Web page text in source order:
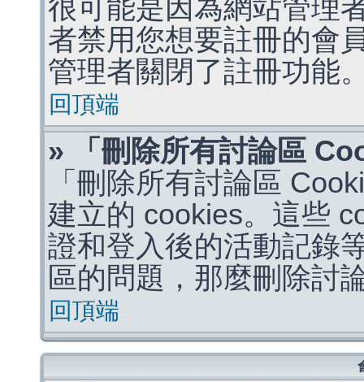
很可能是因為網站管理
者禁用您想要註冊的會
管理者關閉了註冊功能
回頂端
» 「刪除所有討論區
「刪除所有討論區
建立的 cookies。這些
證和登入後的活動記錄
區的問題，那麼刪除討
回頂端